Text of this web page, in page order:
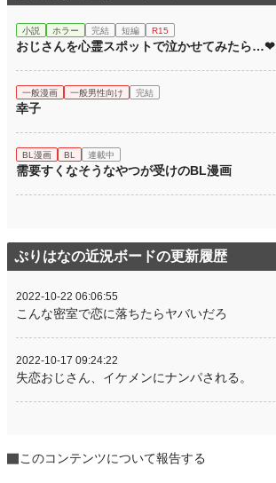
小説 ホラー 完結 短編 R15
おじさんを心霊スポットで泣かせてみたら…❤
一般漫画 一般男性向け 完結
幸子
BL漫画 BL 連載中
需要すくなそうなやつが受けのBL漫画
ぷりはなの近況ボードの更新履歴
2022-10-22 06:06:55
こんな密室で恋に落ちたらヤバいだろ
2022-10-17 09:24:22
失恋おじさん、イケメンにナンパされる。
このコンテンツについて報告する